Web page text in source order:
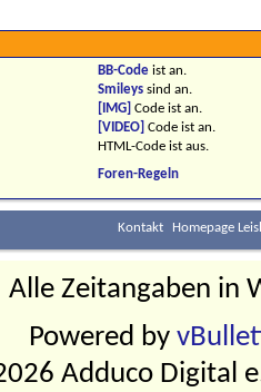
BB-Codeist an.
Smileyssind an.
[IMG] Code ist an.
[VIDEO] Code ist an.
HTML-Code ist aus.
Foren-Regeln
Kontakt Homepage
Alle Zeitangaben in
Powered by
Adduco Digital